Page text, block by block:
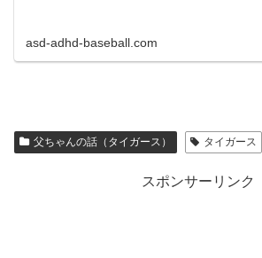
asd-adhd-baseball.com
父ちゃんの話（タイガース） タイガース
スポンサーリンク